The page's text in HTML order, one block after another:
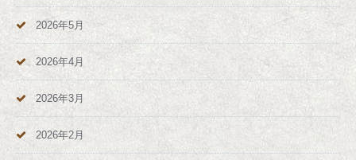
2026年5月
2026年4月
2026年3月
2026年2月